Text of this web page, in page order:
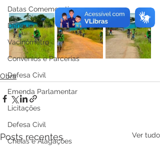
Datas Comemorativas
Dengue
Vacinômetro
Convênios e Parcerias
Defesa Civil
Emenda Parlamentar
Licitações
Defesa Civil
Cheias e Alagações
Obra
Posts recentes Ver tudo